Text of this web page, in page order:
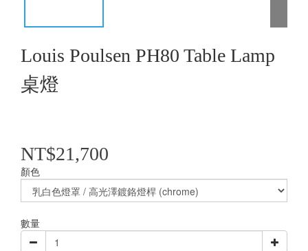
Louis Poulsen PH80 Table Lamp
桌燈
NT$21,700
顏色
數量